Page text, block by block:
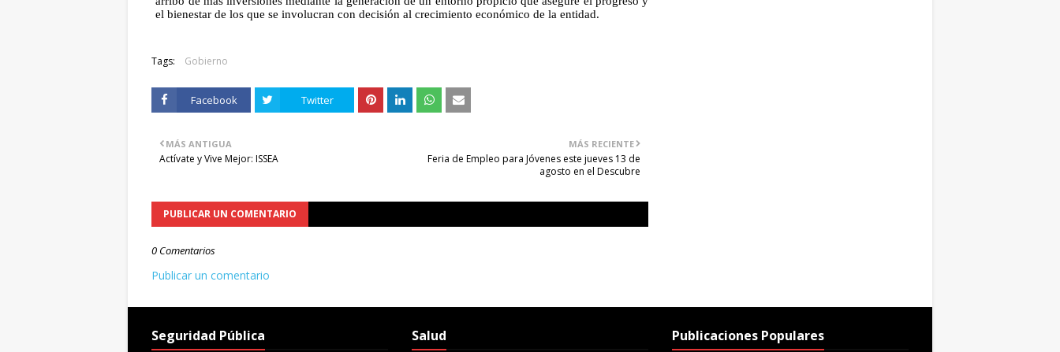
el bienestar de los que se involucran con decisión al crecimiento económico de la entidad.
Tags: Gobierno
Facebook Twitter
MÁS RECIENTE
Feria de Empleo para Jóvenes este jueves 13 de
agosto en el Descubre
MÁS ANTIGUA
Actívate y Vive Mejor: ISSEA
PUBLICAR UN COMENTARIO
0 Comentarios
Publicar un comentario
Seguridad Pública Salud Publicaciones Populares